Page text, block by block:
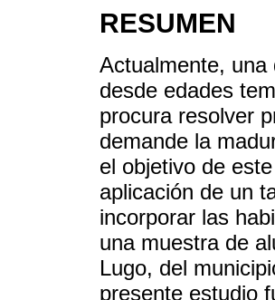
RESUMEN
Actualmente, una
desde edades
procura resolver
demande la
el objetivo de
aplicación de un
incorporar las
una muestra de
Lugo, del
presente estudio